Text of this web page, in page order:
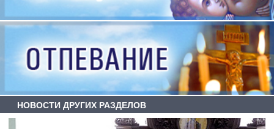
НОВОСТИ ДРУГИХ РАЗДЕЛОВ